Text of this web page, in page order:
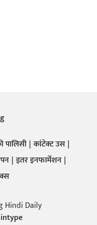
पालिसी कांटेक्ट उस
इतर इनफार्मेशन
Hindi Daily